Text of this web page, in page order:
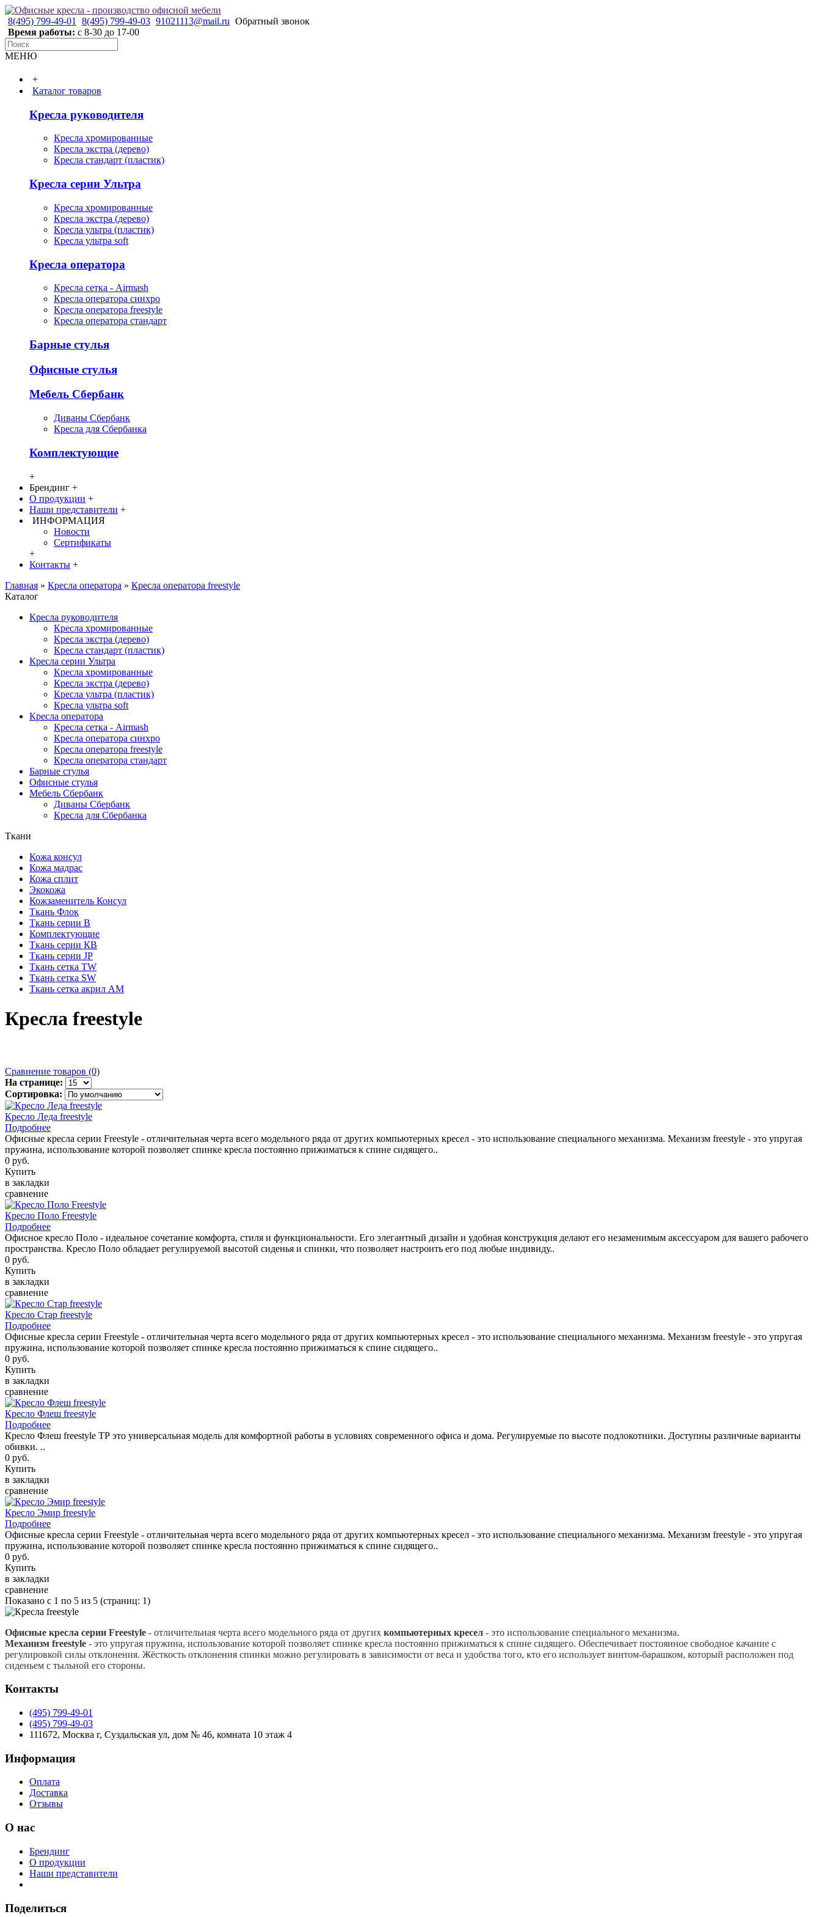
8(495) 799-49-01 8(495) 799-49-03 91021113@mail.ru Обратный звонок
Время работы: с 8-30 до 17-00
МЕНЮ
+
Каталог товаров
Кресла руководителя
Кресла хромированные
Кресла экстра (дерево)
Кресла стандарт (пластик)
Кресла серии Ультра
Кресла хромированные
Кресла экстра (дерево)
Кресла ультра (пластик)
Кресла ультра soft
Кресла оператора
Кресла сетка - Airmash
Кресла оператора синхро
Кресла оператора freestyle
Кресла оператора стандарт
Барные стулья
Офисные стулья
Мебель Сбербанк
Диваны Сбербанк
Кресла для Сбербанка
Комплектующие
+
Брендинг +
О продукции +
Наши представители +
ИНФОРМАЦИЯ
Новости
Сертификаты
+
Контакты +
Главная » Кресла оператора » Кресла оператора freestyle
Каталог
Кресла руководителя
Кресла хромированные
Кресла экстра (дерево)
Кресла стандарт (пластик)
Кресла серии Ультра
Кресла хромированные
Кресла экстра (дерево)
Кресла ультра (пластик)
Кресла ультра soft
Кресла оператора
Кресла сетка - Airmash
Кресла оператора синхро
Кресла оператора freestyle
Кресла оператора стандарт
Барные стулья
Офисные стулья
Мебель Сбербанк
Диваны Сбербанк
Кресла для Сбербанка
Ткани
Кожа консул
Кожа мадрас
Кожа сплит
Экокожа
Кожзаменитель Консул
Ткань Флок
Ткань серии В
Комплектующие
Ткань серии КВ
Ткань серии JP
Ткань сетка TW
Ткань сетка SW
Ткань сетка акрил AM
Кресла freestyle
Сравнение товаров (0)
На странице:
Сортировка:
Кресло Леда freestyle
Подробнее
Офисные кресла серии Freestyle - отличительная черта всего модельного ряда от других компьютерных кресел - это использование специального механизма. Механизм freestyle - это упругая
пружина, использование которой позволяет спинке кресла постоянно прижиматься к спине сидящего..
0 руб.
Купить
в закладки
сравнение
Кресло Поло Freestyle
Подробнее
Офисное кресло Поло - идеальное сочетание комфорта, стиля и функциональности. Его элегантный дизайн и удобная конструкция делают его незаменимым аксессуаром для вашего рабочего
пространства. Кресло Поло обладает регулируемой высотой сиденья и спинки, что позволяет настроить его под любые индивиду..
0 руб.
Купить
в закладки
сравнение
Кресло Стар freestyle
Подробнее
Офисные кресла серии Freestyle - отличительная черта всего модельного ряда от других компьютерных кресел - это использование специального механизма. Механизм freestyle - это упругая
пружина, использование которой позволяет спинке кресла постоянно прижиматься к спине сидящего..
0 руб.
Купить
в закладки
сравнение
Кресло Флеш freestyle
Подробнее
Кресло Флеш freestyle ТР это универсальная модель для комфортной работы в условиях современного офиса и дома. Регулируемые по высоте подлокотники. Доступны различные варианты
обивки. ..
0 руб.
Купить
в закладки
сравнение
Кресло Эмир freestyle
Подробнее
Офисные кресла серии Freestyle - отличительная черта всего модельного ряда от других компьютерных кресел - это использование специального механизма. Механизм freestyle - это упругая
пружина, использование которой позволяет спинке кресла постоянно прижиматься к спине сидящего..
0 руб.
Купить
в закладки
сравнение
Показано с 1 по 5 из 5 (страниц: 1)
Офисные кресла серии Freestyle - отличительная черта всего модельного ряда от других компьютерных кресел - это использование специального механизма.
Механизм freestyle - это упругая пружина, использование которой позволяет спинке кресла постоянно прижиматься к спине сидящего. Обеспечивает постоянное свободное качание с
регулировкой силы отклонения. Жёсткость отклонения спинки можно регулировать в зависимости от веса и удобства того, кто его использует винтом-барашком, который расположен под
сиденьем с тыльной его стороны.
Контакты
(495) 799-49-01
(495) 799-49-03
111672, Москва г, Суздальская ул, дом № 46, комната 10 этаж 4
Информация
Оплата
Доставка
Отзывы
О нас
Брендинг
О продукции
Наши представители
Поделиться